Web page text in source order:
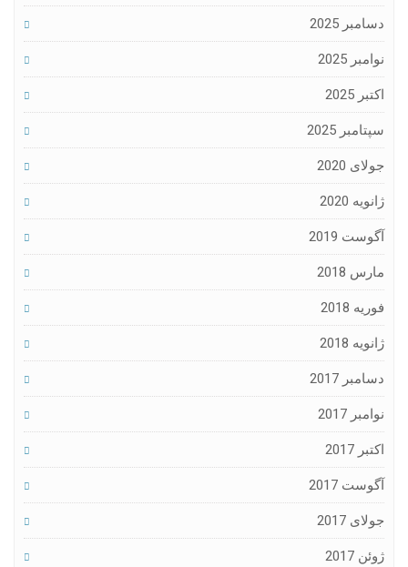
دسامبر 2025
نوامبر 2025
اکتبر 2025
سپتامبر 2025
جولای 2020
ژانویه 2020
آگوست 2019
مارس 2018
فوریه 2018
ژانویه 2018
دسامبر 2017
نوامبر 2017
اکتبر 2017
آگوست 2017
جولای 2017
ژوئن 2017